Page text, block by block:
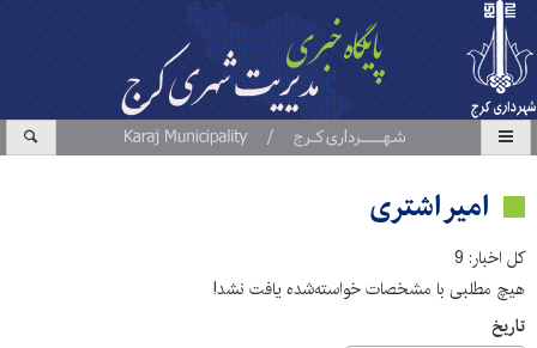
امیر اشتری
کل اخبار: 9
هیچ مطلبی با مشخصات خواسته‌شده یافت نشد!
تاریخ